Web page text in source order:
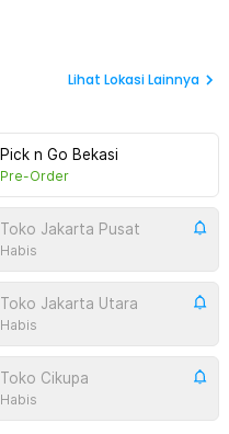
Lihat Lokasi Lainnya
Pick n Go Bekasi
Pre-Order
Toko Jakarta Pusat
Habis
Toko Jakarta Utara
Habis
Toko Cikupa
Habis